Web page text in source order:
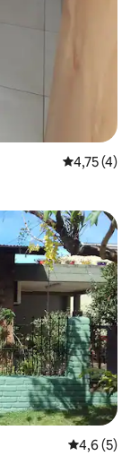
4,75 (4)
4,6 (5)